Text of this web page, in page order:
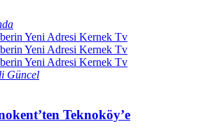
Yeni Adresi Kernek Tv
Yeni Adresi Kernek Tv
Yeni Adresi Kernek Tv
Güncel
Teknoköy’e